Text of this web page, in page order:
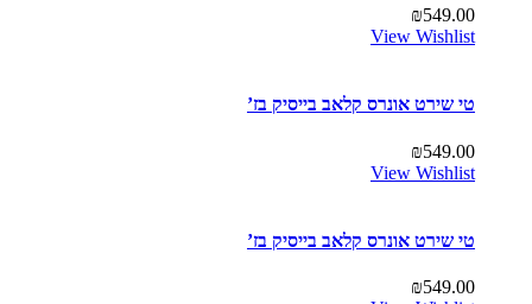
₪549.00
View Wishlist
טי שירט אונרס קלאב בייסיק בז’
₪549.00
View Wishlist
טי שירט אונרס קלאב בייסיק בז’
₪549.00